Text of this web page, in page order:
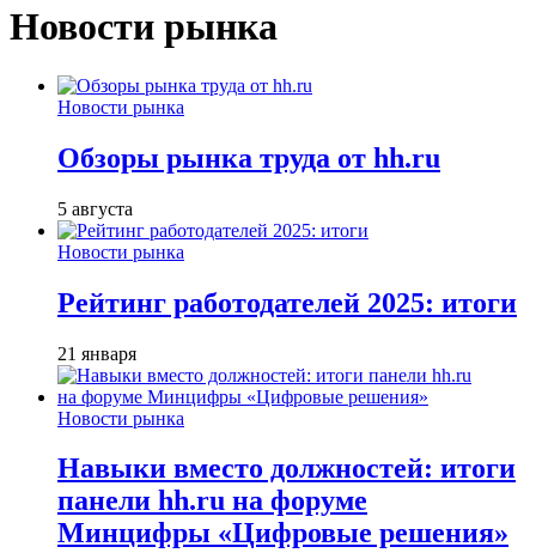
Новости рынка
Новости рынка
Обзоры рынка труда от hh.ru
5 августа
Новости рынка
Рейтинг работодателей 2025: итоги
21 января
Новости рынка
Навыки вместо должностей: итоги
панели hh.ru на форуме
Минцифры «Цифровые решения»